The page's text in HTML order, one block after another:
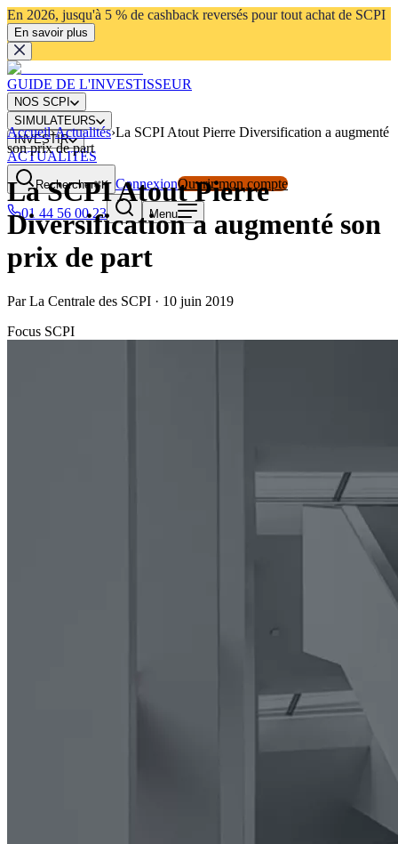
En 2026, jusqu'à 5 % de cashback reversés pour tout achat de SCPI
En savoir plus
GUIDE DE L'INVESTISSEUR
NOS SCPI
SIMULATEURS
INVESTIR
ACTUALITÉS
Rechercher⌘K ConnexionOuvrir mon compte
01 44 56 00 23
Menu
Accueil›Actualités›La SCPI Atout Pierre Diversification a augmenté
son prix de part
La SCPI Atout Pierre
Diversification a augmenté son
prix de part
Par La Centrale des SCPI · 10 juin 2019
Focus SCPI